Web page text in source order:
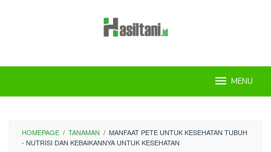
MENU
HOMEPAGE / TANAMAN / MANFAAT PETE UNTUK KESEHATAN TUBUH
- NUTRISI DAN KEBAIKANNYA UNTUK KESEHATAN